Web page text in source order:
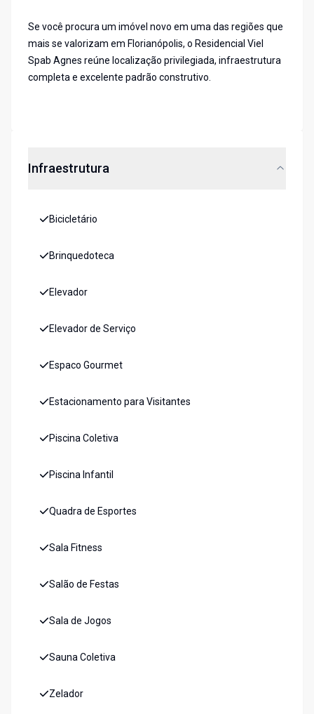
Se você procura um imóvel novo em uma das regiões que
mais se valorizam em Florianópolis, o Residencial Viel
Spab Agnes reúne localização privilegiada, infraestrutura
completa e excelente padrão construtivo.
Infraestrutura
Bicicletário
Brinquedoteca
Elevador
Elevador de Serviço
Espaco Gourmet
Estacionamento para Visitantes
Piscina Coletiva
Piscina Infantil
Quadra de Esportes
Sala Fitness
Salão de Festas
Sala de Jogos
Sauna Coletiva
Zelador